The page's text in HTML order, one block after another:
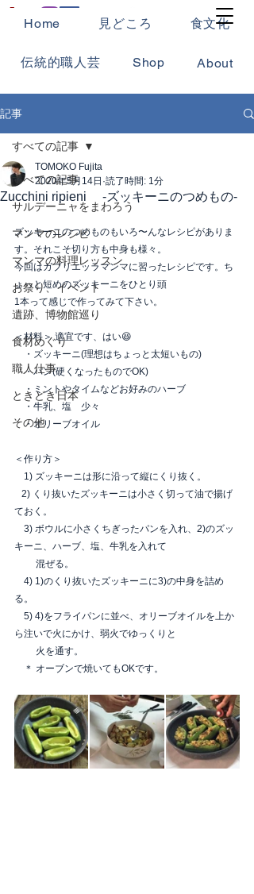
Home 見どころ 食文化
伝統的職人芸 Shop About
記事
すべての記事
サルデーニャをまわろう
マンマのレシピ
マンマの料理レッスン
お祭り、イベント
遺跡、博物館巡り
食材めぐり
職人仕事
ときどき日本
その他
すべての記事
Zucchini ripieni -ズッキーニのつめもの-
TOMOKO Fujita
2020年5月14日 読了時間: 1分
ズッキーニのつめものもいろ〜んなレシピがありま
す。それこそ切り方も中身も様々。
今回はガブリエッラマンマに習ったレシピです。ち
ょっと短めのズッキーニをひとり頭
1本って感じで作ってみて下さい。
＜材料＞ 適宜です、はい😆
・ズッキーニ(理想はちょっと太短いもの)
・パン(硬くなったものでOK)
・ミントやタイムなどお好みのハーブ
・牛乳、塩　少々
・オリーブオイル
＜作り方＞
1) ズッキーニは形に沿って縦にくり抜く。
ておく。
3) ボウルに小さくちぎったパンを入れ、2)のズッ
キーニ、ハーブ、塩、牛乳を入れて
混ぜる。
4) 1)のくり抜いたズッキーニに3)の中身を詰め
る。
5) 4)をフライパンに並べ、オリーブオイルを上か
ら注いで火にかけ、弱火でゆっくりと
火を通す。
＊ オーブンで焼いてもOKです。